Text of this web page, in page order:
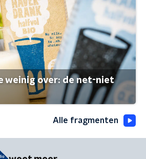
weinig over: de net-niet
Alle fragmenten